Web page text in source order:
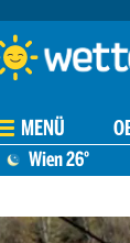
MENÜ
Wien26°